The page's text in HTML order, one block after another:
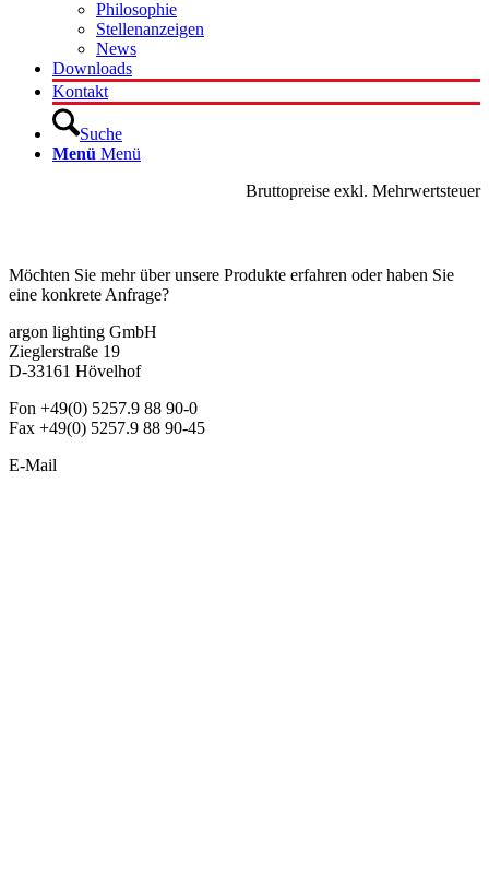
Philosophie
Stellenanzeigen
News
Downloads
Kontakt
Suche
Menü Menü
Bruttopreise exkl. Mehrwertsteuer
Möchten Sie mehr über unsere Produkte erfahren oder haben Sie
eine konkrete Anfrage?
argon lighting GmbH
Zieglerstraße 19
D-33161 Hövelhof
Fon +49(0) 5257.9 88 90-0
Fax +49(0) 5257.9 88 90-45
E-Mail